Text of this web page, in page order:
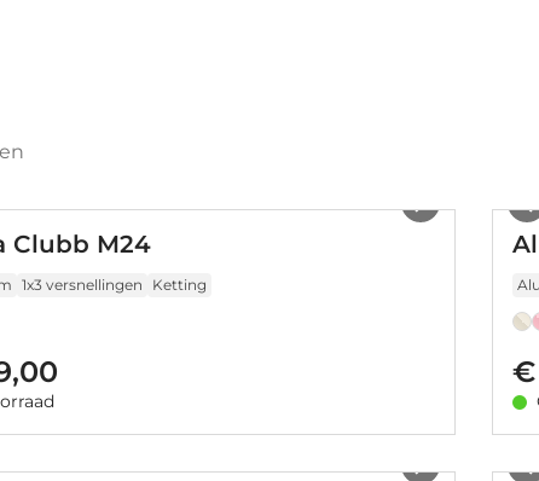
Clubb M24
1x3 versnellingen Ketting
€